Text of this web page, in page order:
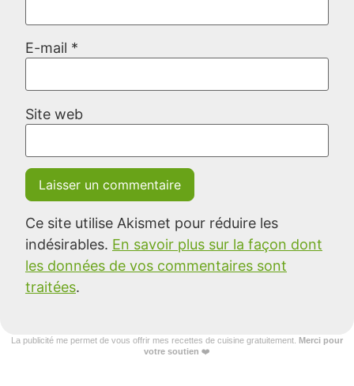
E-mail *
Site web
Ce site utilise Akismet pour réduire les
indésirables. En savoir plus sur la façon dont
les données de vos commentaires sont
traitées.
La publicité me permet de vous offrir mes recettes de cuisine gratuitement. Merci pour
votre soutien ❤️